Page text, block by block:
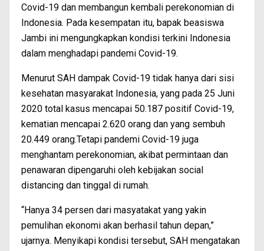
Covid-19 dan membangun kembali perekonomian di
Indonesia. Pada kesempatan itu, bapak beasiswa
Jambi ini mengungkapkan kondisi terkini Indonesia
dalam menghadapi pandemi Covid-19.
Menurut SAH dampak Covid-19 tidak hanya dari sisi
kesehatan masyarakat Indonesia, yang pada 25 Juni
2020 total kasus mencapai 50.187 positif Covid-19,
kematian mencapai 2.620 orang dan yang sembuh
20.449 orang.Tetapi pandemi Covid-19 juga
menghantam perekonomian, akibat permintaan dan
penawaran dipengaruhi oleh kebijakan social
distancing dan tinggal di rumah.
“Hanya 34 persen dari masyatakat yang yakin
pemulihan ekonomi akan berhasil tahun depan,”
ujarnya. Menyikapi kondisi tersebut, SAH mengatakan